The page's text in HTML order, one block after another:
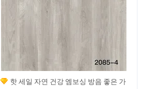
핫 세일 자연 건강 엠보싱 방음 좋은 가